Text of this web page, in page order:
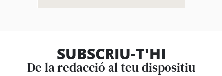
SUBSCRIU-T'HI
De la redacció al teu dispositiu